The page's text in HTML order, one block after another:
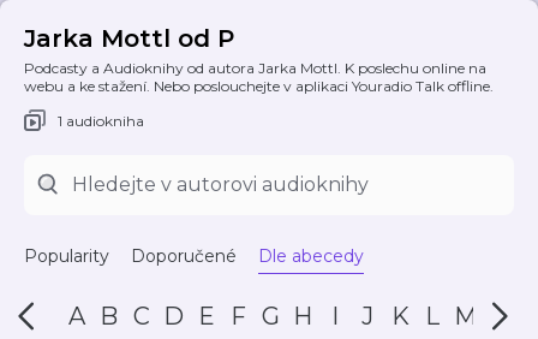
Jarka Mottl od P
Podcasty a Audioknihy od autora Jarka Mottl. K poslechu online na
webu a ke stažení. Nebo poslouchejte v aplikaci Youradio Talk offline.
1 audiokniha
Popularity Doporučené Dle abecedy
A B C D E F G H I J K L M N